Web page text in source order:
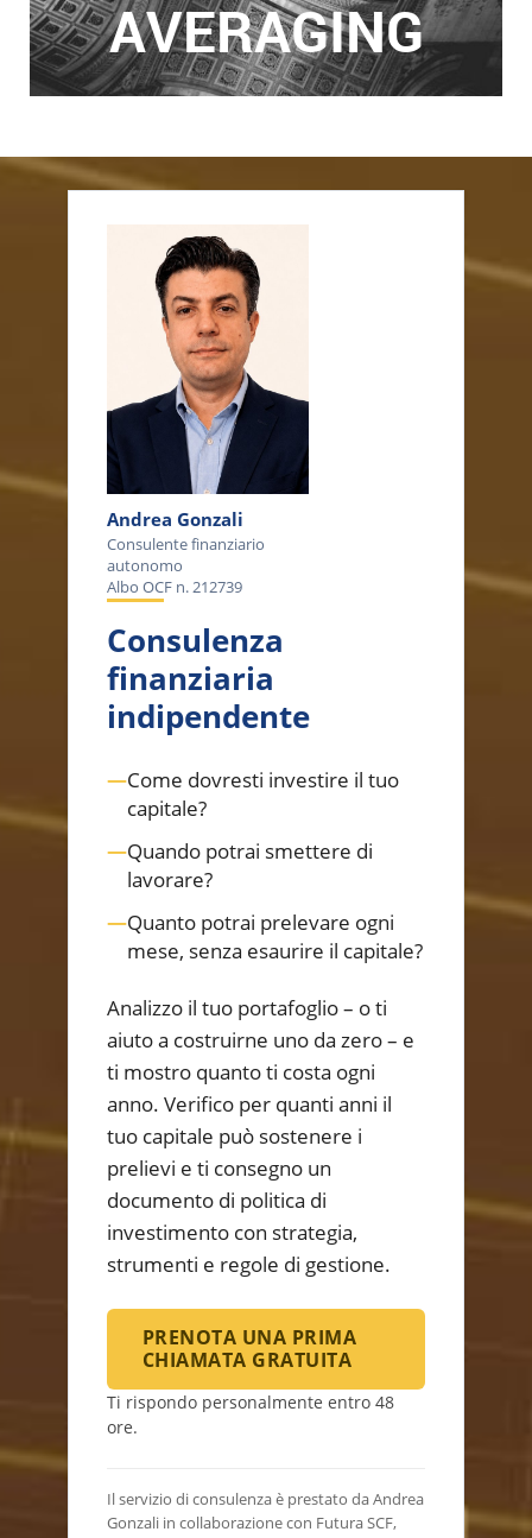
AVERAGING
Andrea Gonzali
Consulente finanziario
autonomo
Albo OCF n. 212739
Consulenza
finanziaria
indipendente
—Come dovresti investire il tuo
capitale?
—Quando potrai smettere di
lavorare?
—Quanto potrai prelevare ogni
mese, senza esaurire il capitale?
Analizzo il tuo portafoglio – o ti
aiuto a costruirne uno da zero – e
ti mostro quanto ti costa ogni
anno. Verifico per quanti anni il
tuo capitale può sostenere i
prelievi e ti consegno un
documento di politica di
investimento con strategia,
strumenti e regole di gestione.
PRENOTA UNA PRIMA
CHIAMATA GRATUITA
Ti rispondo personalmente entro 48
ore.
Il servizio di consulenza è prestato da Andrea
Gonzali in collaborazione con Futura SCF,